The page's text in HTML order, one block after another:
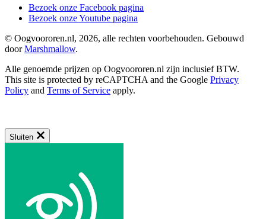
Bezoek onze Facebook pagina
Bezoek onze Youtube pagina
© Oogvoororen.nl, 2026, alle rechten voorbehouden. Gebouwd
doorMarshmallow.
Alle genoemde prijzen op Oogvoororen.nl zijn inclusief BTW.
This site is protected by reCAPTCHA and the Google Privacy
Policy and Terms of Service apply.
Sluiten